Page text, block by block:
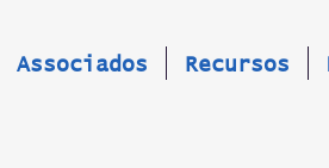
Associados Recursos